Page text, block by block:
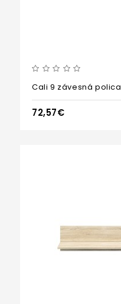
Cali 9 závesná polica
72,57€